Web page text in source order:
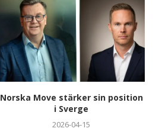
Norska Move stärker sin position
i Sverge
2026-04-15